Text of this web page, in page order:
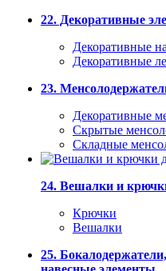
22. Декоративные
Декоративные
Декоративные
23.
Декоративные
Скрытые
Складные
24. Вешалки и
Крючки
Вешалки
25.